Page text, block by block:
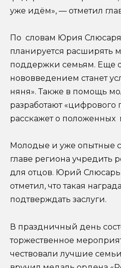
уже идём», — отметил
По словам Юрия
планируется расширять
поддержки семьям. Еще
нововведением станет
няня». Также в помощь
разработают
расскажет о
Молодые и уже опытные
главе региона учредить
для отцов. Юрий
отметил, что такая
подтверждать заслуги.
В праздничный день
торжественное
чествовали лучшие